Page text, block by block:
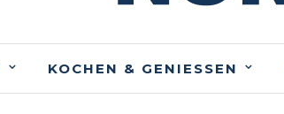
KOCHEN & GENIESSEN